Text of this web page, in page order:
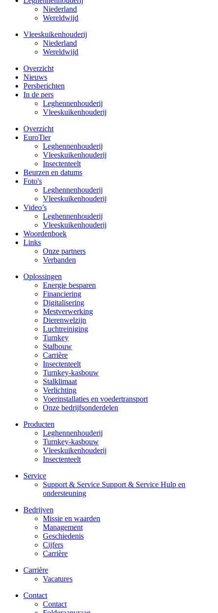
Niederland
Wereldwijd
Vleeskuikenhouderij
Niederland
Wereldwijd
Overzicht
Nieuws
Persberichten
In de pers
Leghennenhouderij
Vleeskuikenhouderij
Overzicht
EuroTier
Leghennenhouderij
Vleeskuikenhouderij
Insectenteelt
Beurzen en datums
Foto's
Leghennenhouderij
Vleeskuikenhouderij
Video’s
Leghennenhouderij
Vleeskuikenhouderij
Woordenboek
Links
Onze partners
Verbanden
Oplossingen
Energie besparen
Financiering
Digitalisering
Mestverwerking
Dierenwelzijn
Luchtreiniging
Turnkey
Stalbouw
Carrière
Insectenteelt
Turnkey-kasbouw
Stalklimaat
Verlichting
Voerinstallaties en voedertransport
Onze bedrijfsonderdelen
Producten
Leghennenhouderij
Turnkey-kasbouw
Vleeskuikenhouderij
Insectenteelt
Service
Support & Service Support & Service Hulp en
ondersteuning
Bedrijven
Missie en waarden
Management
Geschiedenis
Cijfers
Carrière
Carrière
Vacatures
Contact
Contact